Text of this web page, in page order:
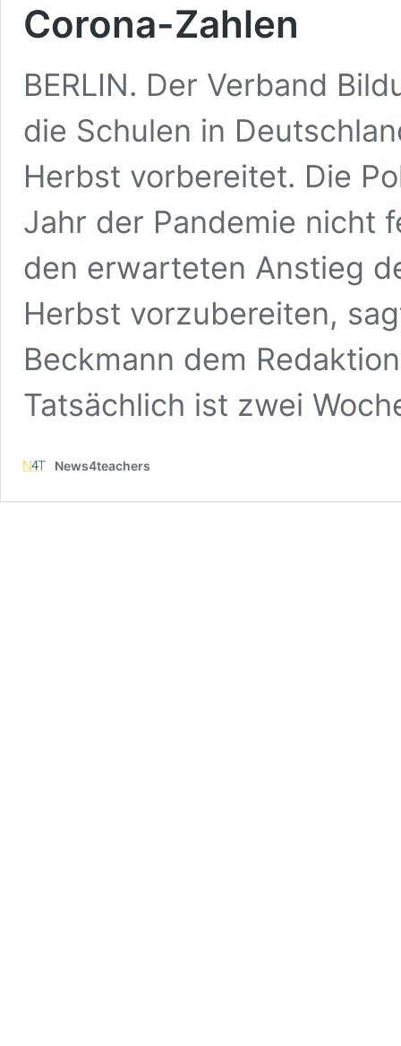
Corona-Zahlen
BERLIN. Der Verband
die Schulen in
Herbst vorbereitet. Die
Jahr der Pandemie nicht
den erwarteten Anstieg
Herbst vorzubereiten,
Beckmann dem
Tatsächlich ist zwei
News4teachers